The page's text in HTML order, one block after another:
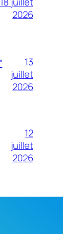
2026
13
juillet
2026
12
juillet
2026